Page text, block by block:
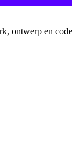
ontwerp en